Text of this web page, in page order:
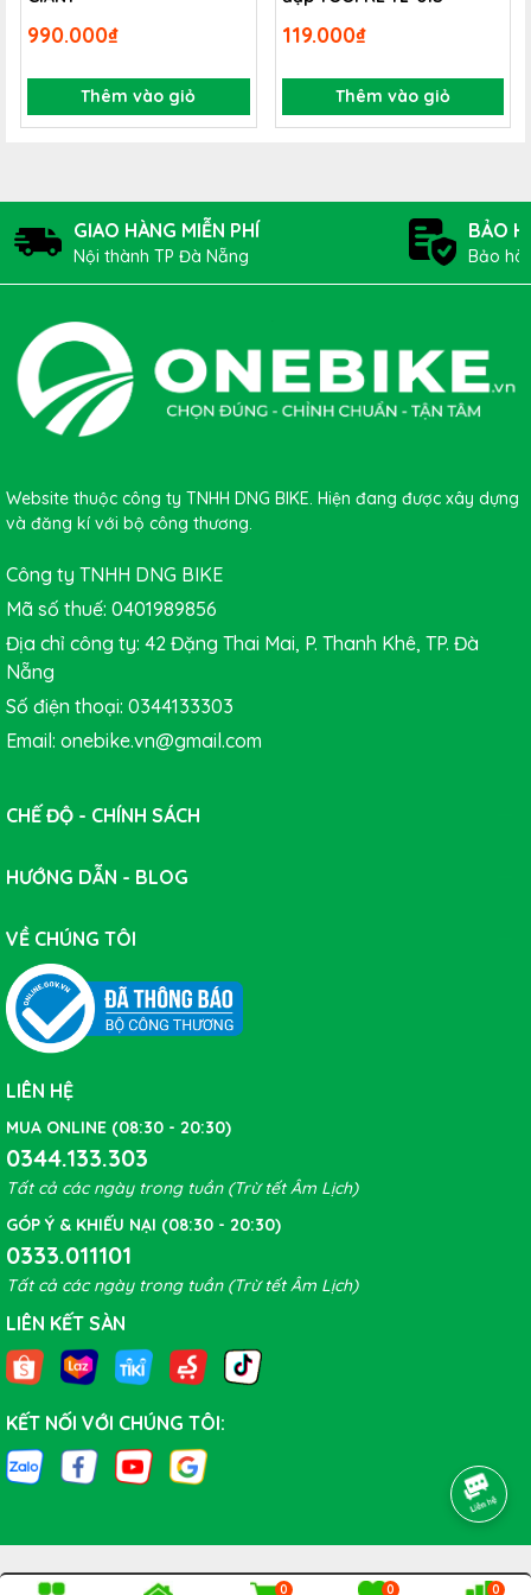
xe đạp thích hợp cho các chuyến đi dài trong điều kiện
thời tiết ẩm ướt hoặc bùn lầy. Công thức tiên tiến với các
HƯỚNG DẪN SỬ DỤNG:
1. Lau sạch hoàn toàn lớp nhớt cũ trước khi bôi trơn.
2. Đảm bảo bộ truyền động được lau khô.
3. Tra một lượng vừa phải Nhớt Xe Đạp Muc-Off Bio Dry
Lube vào mắt sên xích xe, trong khi xoay bàn đạp theo
chiều ngược lại.
Dầu tra xích xe đạp Muc-Off DRY Lube
sẵn tạiONEBIKEvới số lượng chỉ còn vài cái, bạn có thể
đặt mua nhanh SP qua các kênh online của Cty
(Website, Facebook, Zalo,..) hoặc
059 - 0912 190 059 - 0917 892 821
phẩm này ngay bây giờ nhé
990.000₫
Thêm vào giỏ
119.000₫
Thêm vào giỏ
GIAO HÀNG MIỄN PHÍ
Nội thành TP Đà Nẵng
BẢO
Bảo
Website thuộc công ty TNHH DNG BIKE. Hiện đang được xây dựng
và đăng kí với bộ công thương.
Công ty TNHH DNG BIKE
Mã số thuế: 0401989856
Địa chỉ công ty: 42 Đặng Thai Mai, P. Thanh Khê, TP. Đà
Nẵng
Số điện thoại: 0344133303
Email: onebike.vn@gmail.com
CHẾ ĐỘ - CHÍNH SÁCH
HƯỚNG DẪN - BLOG
VỀ CHÚNG TÔI
LIÊN HỆ
MUA ONLINE (08:30 - 20:30)
0344.133.303
Tất cả các ngày trong tuần (Trừ tết Âm Lịch)
GÓP Ý & KHIẾU NẠI (08:30 - 20:30)
0333.011101
Tất cả các ngày trong tuần (Trừ tết Âm Lịch)
LIÊN KẾT SÀN
KẾT NỐI VỚI CHÚNG TÔI:
0 0 0